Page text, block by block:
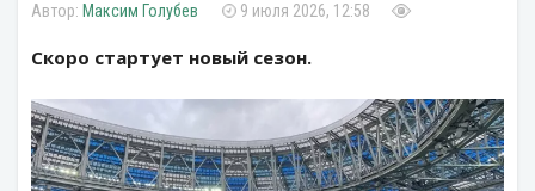
Максим Голубев 9 июля 2026, 12:58
Скоро стартует новый сезон.